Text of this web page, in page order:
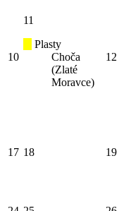
10
11
Plasty
Choča
(Zlaté
Moravce)
12
17 18 19